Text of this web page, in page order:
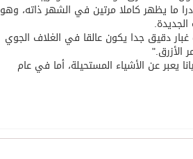
في معظم الشهور، إذ أن دورته تتكون من 29 يوما، لكن نادرا ما يظهر كاملا مرتين في الشهر ذاته، وهو
غبار دقيق جدا يكون عالقا في الغلاف الجوي
الأزرق."
مختلفا، فقد كان أحيانا يعبر عن الأشياء المستحيلة، أما في عام